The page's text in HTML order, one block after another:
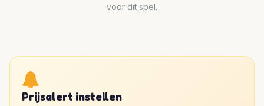
voor dit spel.
Prijsalert instellen